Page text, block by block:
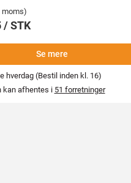
moms)
/ STK
Se mere
hverdag (Bestil inden kl. 16)
kan afhentes i 51 forretninger